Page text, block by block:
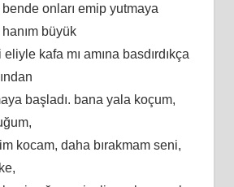
onları emip yutmaya
büyük
kafa mı amına basdırdıkça
başladı. bana yala koçum,
kocam, daha bırakmam seni,